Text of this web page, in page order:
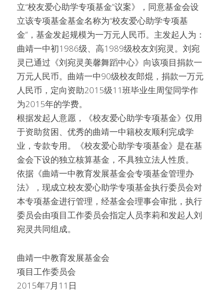
立“校友爱心助学专项基金”议案》，同意基金会设
立该专项基金基金名称为“校友爱心助学专项基
金”，基金发起规模为一万元人民币。主发起人为：
曲靖一中初1986级、高1989级校友刘宛灵。刘宛
灵已通过《刘宛灵美馨舞蹈中心》向该项目捐款一
万元人民币。曲靖一中90级校友郎焜，捐款一万元
人民币，定向资助2015级11班毕业生周玺同学作
为2015年的学费。
根据发起人意愿，《校友爱心助学专项基金》仅用
于资助贫困、优秀的曲靖一中籍校友顺利完成学
业，专款专用。《校友爱心助学专项基金》是在基
金会下设的独立核算基金，不具独立法人性质。
依据《曲靖一中教育发展基金会专项基金管理办
法》，现成立校友爱心助学专项基金执行委员会对
本专项基金进行管理，经基金会理事会审批，执行
委员会由项目工作委员会指定人员李莉和发起人刘
宛灵共同组成。
曲靖一中教育发展基金会
项目工作委员会
2015年7月11日